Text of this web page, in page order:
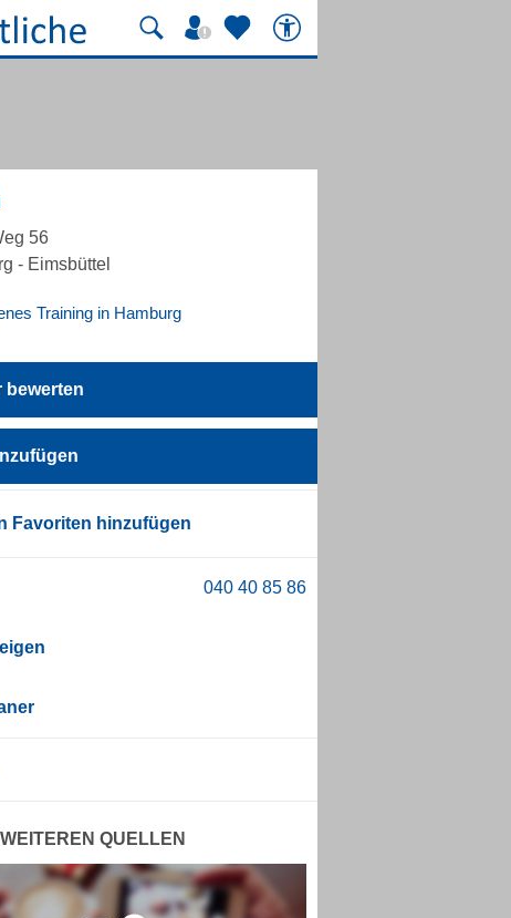
56
- Eimsbüttel
Training in Hamburg
bewerten
Favoriten hinzufügen
QUELLEN